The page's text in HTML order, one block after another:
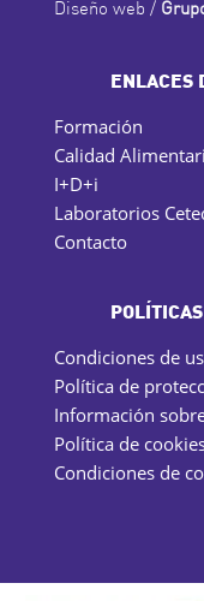
Diseño web /
ENLACES
Formación
Calidad
I+D+i
Laboratorios
Contacto
POLÍTICAS
Condiciones de
Política de
Información
Política de
Condiciones de